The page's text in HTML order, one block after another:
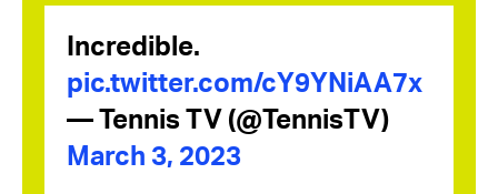
Incredible.
pic.twitter.com/cY9YNiAA7x
— Tennis TV (@TennisTV)
March 3, 2023